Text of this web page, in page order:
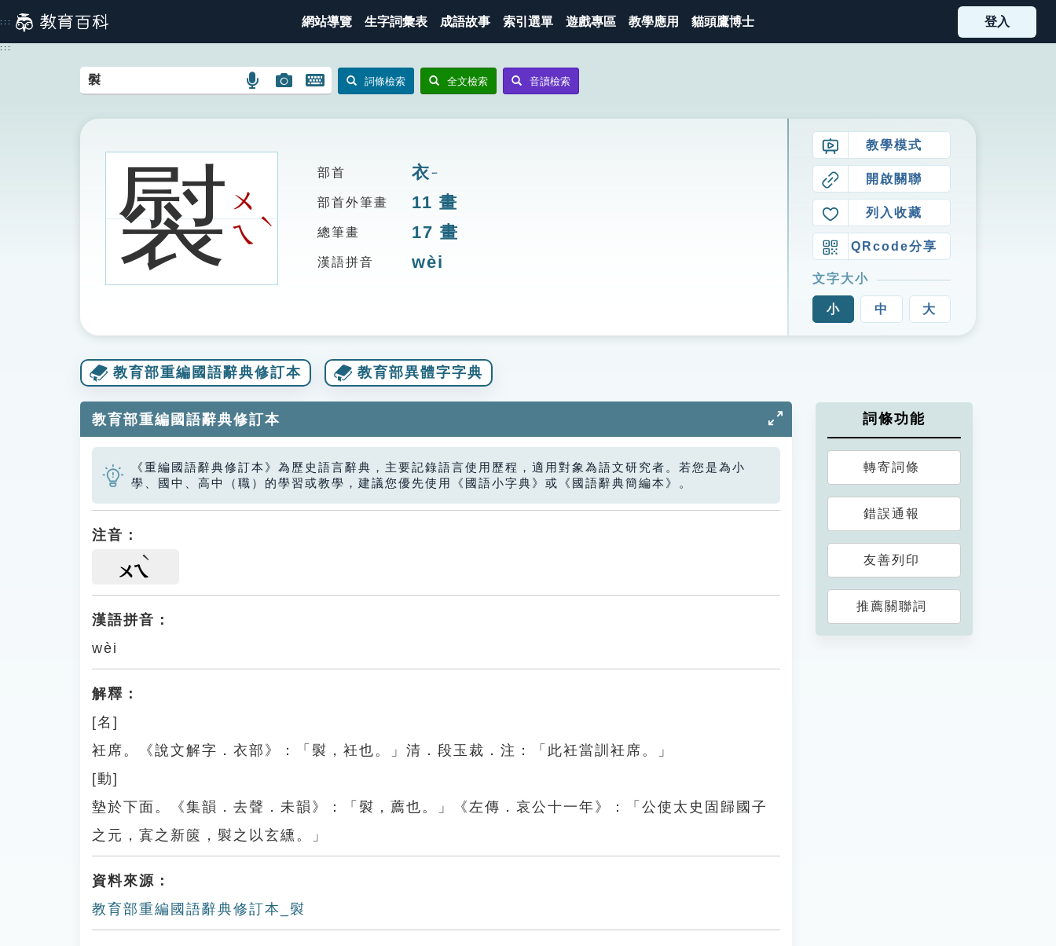
到
主
::: 網站導覽 生字詞彙表 成語故事 索引選單 遊戲專區 教學應用 貓頭鷹博士 登入
:::
語
搜
圖
圖
搜
開
鍵
示
詞條檢索 全文檢索 音讀檢索
褽ㄨ
ㄟ
ˋ
部首 衣 ㄧ
部首外筆畫 11 畫
總筆畫 17 畫
漢語拼音 wèi
教學模式
開啟關聯
列入收藏
QRcode分享
文字大小
小 中 大
教育部重編國語辭典修訂本 教育部異體字字典
教育部重編國語辭典修訂本
《重編國語辭典修訂本》為歷史語言辭典，主要記錄語言使用歷程，適用對象為語文研究者。若您是為小
學、國中、高中（職）的學習或教學，建議您優先使用《國語小字典》或《國語辭典簡編本》。
注音：
ㄨㄟ
漢語拼音：
wèi
解釋：
[名]
衽席。《說文解字．衣部》：「褽，衽也。」清．段玉裁．注：「此衽當訓衽席。」
[動]
墊於下面。《集韻．去聲．未韻》：「褽，薦也。」《左傳．哀公十一年》：「公使太史固歸國子
之元，寘之新篋，褽之以玄纁。」
資料來源：
教育部重編國語辭典修訂本_褽
詞條功能
轉寄詞條
錯誤通報
友善列印
推薦關聯詞